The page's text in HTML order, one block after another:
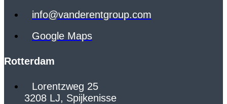
info@vanderentgroup.com
Google Maps
Rotterdam
Lorentzweg 25
3208 LJ, Spijkenisse